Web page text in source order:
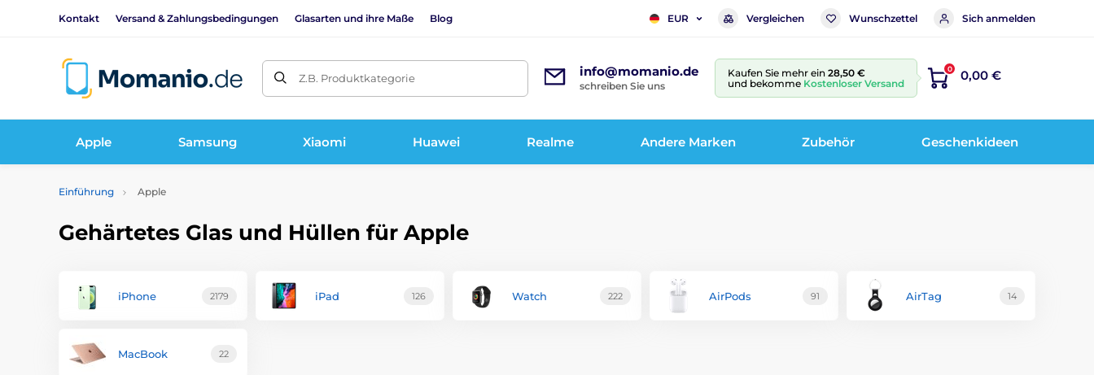
Kontakt Versand & Zahlungsbedingungen Glasarten und ihre Maße Blog EUR Vergleichen Wunschzettel Sich anmelden
Z.B. Produktkategorie info@momanio.de
schreiben Sie uns
Kaufen Sie mehr ein 28,50 €
und bekomme Kostenloser Versand
0 0,00 €
Apple Samsung Xiaomi Huawei Realme Andere Marken Zubehör Geschenkideen
Einführung Apple
Gehärtetes Glas und Hüllen für Apple
iPhone 2179 iPad 126 Watch 222 AirPods 91 AirTag 14
MacBook 22